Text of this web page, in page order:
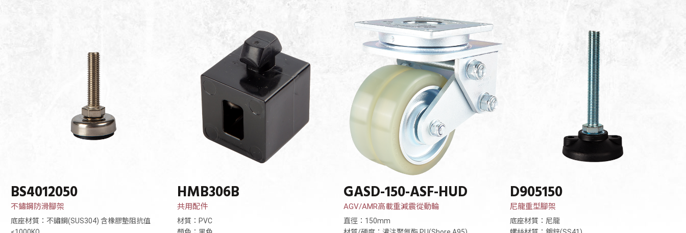
BS4012050
不鏽鋼防滑腳架
底座材質：不鏽鋼(SUS304) 含橡膠墊阻抗值
HMB306B
共用配件
材質：PVC
GASD-150-ASF-HUD
AGV/AMR高載重減震從動輪
直徑：150mm
D905150
尼龍重型腳架
底座材質：尼龍